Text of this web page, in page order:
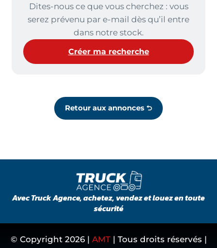
Dites-nous ce que vous cherchez : vous
serez prévenu par e-mail dès qu’il entre
dans notre stock.
Créer ma recherche
Retour aux annonces ⮌
Avec Truck Agence, achetez, vendez et louez en toute
sécurité
© Copyright 2026| AMT| Tous droits réservés |